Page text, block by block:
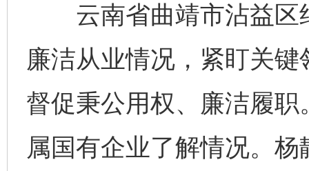
云南省曲靖市沾益区
廉洁从业情况，紧盯关
督促秉公用权、廉洁履
属国有企业了解情况。杨